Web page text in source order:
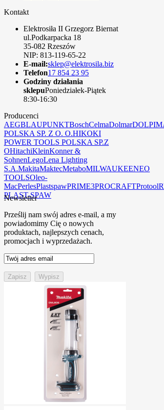
Kontakt
Elektrosiła II Grzegorz Biernat
ul.Podkarpacka 18
35-082 Rzeszów
NIP: 813-119-65-22
E-mail:sklep@elektrosila.biz
Telefon17 854 23 95
Godziny działania
sklepuPoniedziałek-Piątek
8:30-16:30
Producenci
AEGBLAUPUNKTBoschCelmaDolmar
POLSKA SP. Z O. O.HIKOKI
POWER TOOLS POLSKA SP.Z
OHitachiKleinKonner &
SohnenLegoLena Lighting
S.A.MakitaMaktecMetaboMILWAUKEENEO
TOOLSOleo-
MacPerlesPlastspawPRIME3PROCRAFTProtool
PLAST-SPAW
Newsletter
Prześlij nam swój adres e-mail, a my
powiadomimy Cię o nowych
produktach, najlepszych cenach,
promocjach i wyprzedażach.